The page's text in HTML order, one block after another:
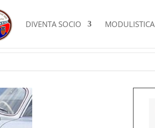
DIVENTA SOCIO MODULISTICA